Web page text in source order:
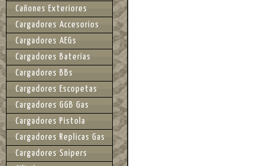
Cañones Exteriores
Cargadores Accesorios
Cargadores AEGs
Cargadores Baterías
Cargadores BBs
Cargadores Escopetas
Cargadores GGB Gas
Cargadores Pistola
Cargadores Replicas Gas
Cargadores Snipers